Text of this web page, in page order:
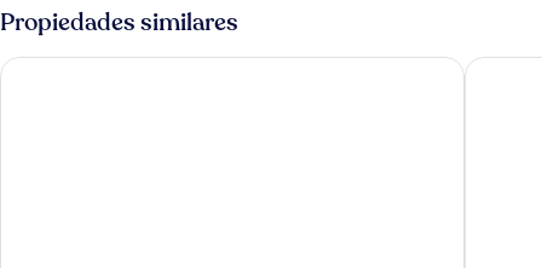
Propiedades similares
Viyana Boutique Otel Home